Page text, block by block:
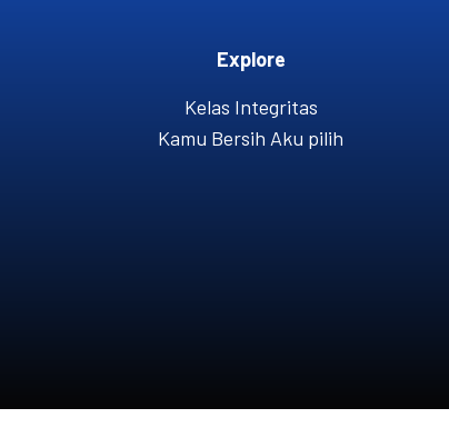
Explore
Kelas Integritas
Kamu Bersih Aku pilih